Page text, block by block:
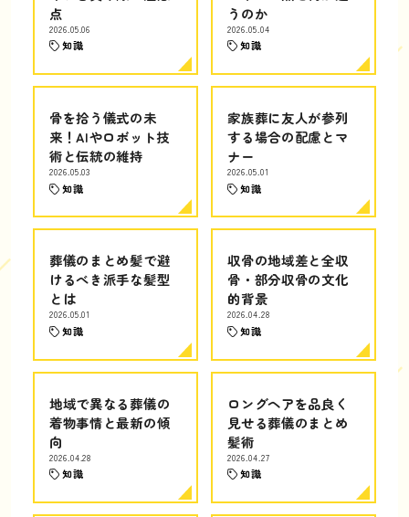
点
2026.05.06
知識
うのか
2026.05.04
知識
骨を拾う儀式の未
来！AIやロボット技
術と伝統の維持
2026.05.03
知識
家族葬に友人が参列
する場合の配慮とマ
ナー
2026.05.01
知識
葬儀のまとめ髪で避
けるべき派手な髪型
とは
2026.05.01
知識
収骨の地域差と全収
骨・部分収骨の文化
的背景
2026.04.28
知識
地域で異なる葬儀の
着物事情と最新の傾
向
2026.04.28
知識
ロングヘアを品良く
見せる葬儀のまとめ
髪術
2026.04.27
知識